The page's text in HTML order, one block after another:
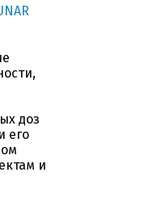
доз
его
и